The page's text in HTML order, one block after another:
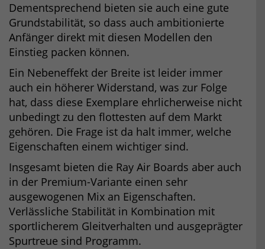
Dementsprechend bieten sie auch eine gute
Grundstabilität, so dass auch ambitionierte
Anfänger direkt mit diesen Modellen den
Einstieg packen können.
Ein Nebeneffekt der Breite ist leider immer
auch ein höherer Widerstand, was zur Folge
hat, dass diese Exemplare ehrlicherweise nicht
unbedingt zu den flottesten auf dem Markt
gehören. Die Frage ist da halt immer, welche
Eigenschaften einem wichtiger sind.
Insgesamt bieten die Ray Air Boards aber auch
in der Premium-Variante einen sehr
ausgewogenen Mix an Eigenschaften.
Verlässliche Stabilität in Kombination mit
sportlicherem Gleitverhalten und ausgeprägter
Spurtreue sind Programm.